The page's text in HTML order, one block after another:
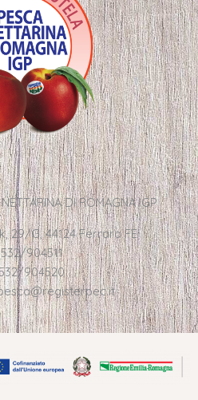
DI ROMAGNA IGP
29/G, 44124 Ferrara FE
904511
904520